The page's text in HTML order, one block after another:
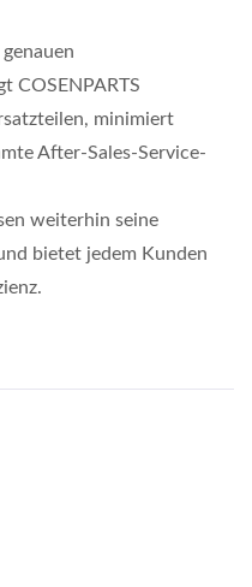
COSENPARTS
minimiert
After-Sales-Service-
weiterhin seine
bietet jedem Kunden